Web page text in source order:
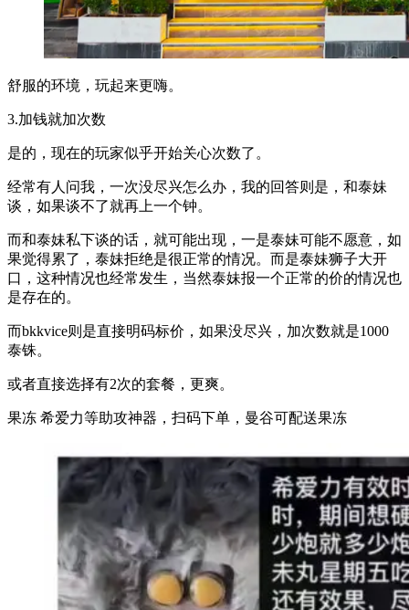
舒服的环境，玩起来更嗨。
3.加钱就加次数
是的，现在的玩家似乎开始关心次数了。
经常有人问我，一次没尽兴怎么办，我的回答则是，和泰妹
谈，如果谈不了就再上一个钟。
而和泰妹私下谈的话，就可能出现，一是泰妹可能不愿意，如
果觉得累了，泰妹拒绝是很正常的情况。而是泰妹狮子大开
口，这种情况也经常发生，当然泰妹报一个正常的价的情况也
是存在的。
而bkkvice则是直接明码标价，如果没尽兴，加次数就是1000
泰铢。
或者直接选择有2次的套餐，更爽。
果冻 希爱力等助攻神器，扫码下单，曼谷可配送果冻